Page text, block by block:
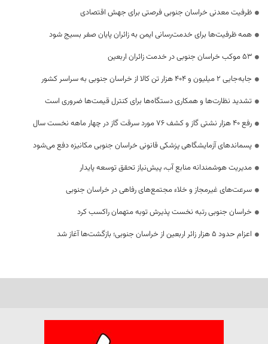
ظرفیت معدنی خراسان جنوبی فرصتی برای جهش اقتصادی
همه ظرفیت‌ها برای خدمت‌رسانی ایمن به زائران پایان صفر بسیج شود
53 موکب خراسان جنوبی در خدمت زائران اربعین
جابه‌جایی 2 میلیون و 404 هزار تن کالا از خراسان جنوبی به سراسر کشور
تشدید نظارت‌ها و همکاری دستگاه‌ها برای کنترل قیمت‌ها ضروری است
رفع 40 هزار نشتی گاز و کشف 76 مورد سرقت گاز در چهار ماهه نخست سال
پسماندهای آزمایشگاهی پزشکی قانونی خراسان جنوبی مکانیزه دفع می‌شود
مدیریت هوشمندانه منابع آب، پیش‌نیاز تحقق توسعه پایدار
سرعت‌های غیرمجاز و خلاء مجتمع‌های رفاهی در خراسان جنوبی
خراسان جنوبی رتبه نخست پذیرش توبه متهمان راکسب کرد
اعزام حدود 5 هزار زائر اربعین از خراسان جنوبی؛ بازگشت‌ها آغاز شد